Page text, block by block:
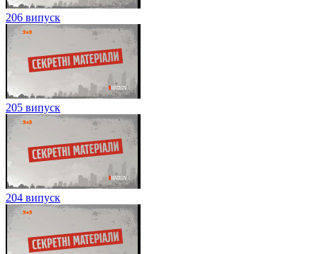
206 випуск
205 випуск
204 випуск